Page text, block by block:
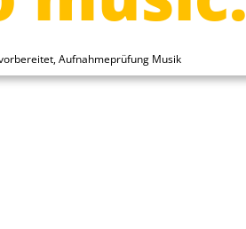
Aufnahmeprüfung Musik